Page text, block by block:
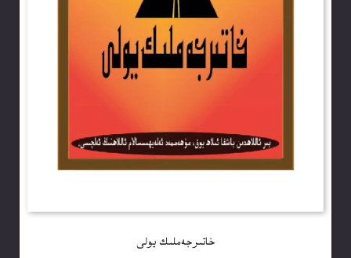
خاتىرجەملىك يولى